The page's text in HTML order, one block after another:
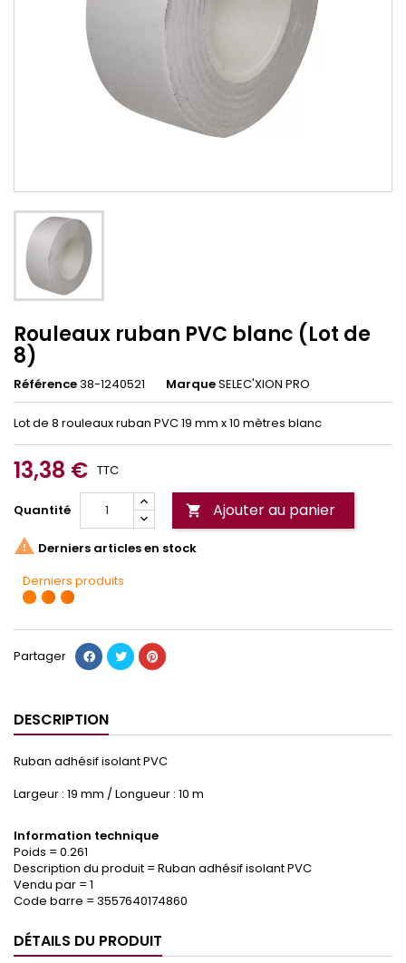
Rouleaux ruban PVC blanc (Lot de
8)
Référence38-1240521 MarqueSELEC'XION PRO
Lot de 8 rouleaux ruban PVC 19 mm x 10 mètres blanc
13,38 € TTC
Quantité  Ajouter au panier
 Derniers articles en stock
Derniers produits
Partager
DESCRIPTION
Ruban adhésif isolant PVC
Largeur : 19 mm / Longueur : 10 m
Information technique
Poids = 0.261
Description du produit = Ruban adhésif isolant PVC
Vendu par = 1
Code barre = 3557640174860
DÉTAILS DU PRODUIT